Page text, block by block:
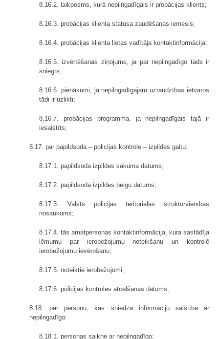
8.16.2. laikposms, kurā nepilngadīgais ir probācijas klients;
8.16.3. probācijas klienta statusa zaudēšanas iemesls;
8.16.4. probācijas klienta lietas vadītāja kontaktinformācija;
8.16.5. izvērtēšanas ziņojums, ja par nepilngadīgo tāds ir
sniegts;
8.16.6. pienākumi, ja nepilngadīgajam uzraudzības ietvaros
tādi ir uzlikti;
8.16.7. probācijas programma, ja nepilngadīgais tajā ir
iesaistīts;
8.17. par papildsoda – policijas kontrole – izpildes gaitu:
8.17.1. papildsoda izpildes sākuma datums;
8.17.2. papildsoda izpildes beigu datums;
8.17.3. Valsts policijas teritoriālās struktūrvienības
nosaukums;
8.17.4. tās amatpersonas kontaktinformācija, kura sastādīja
lēmumu par ierobežojumu noteikšanu un kontrolē
ierobežojumu ievērošanu;
8.17.5. noteiktie ierobežojumi;
8.17.6. policijas kontroles atcelšanas datums;
8.18. par personu, kas sniedza informāciju saistībā ar
nepilngadīgo:
8.18.1. personas saikne ar nepilngadīgo;